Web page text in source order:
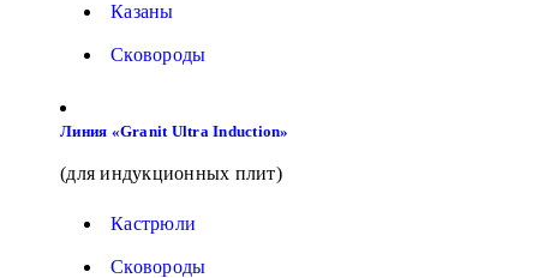
Казаны
Сковороды
Линия «Granit Ultra Induction»
(для индукционных плит)
Кастрюли
Сковороды